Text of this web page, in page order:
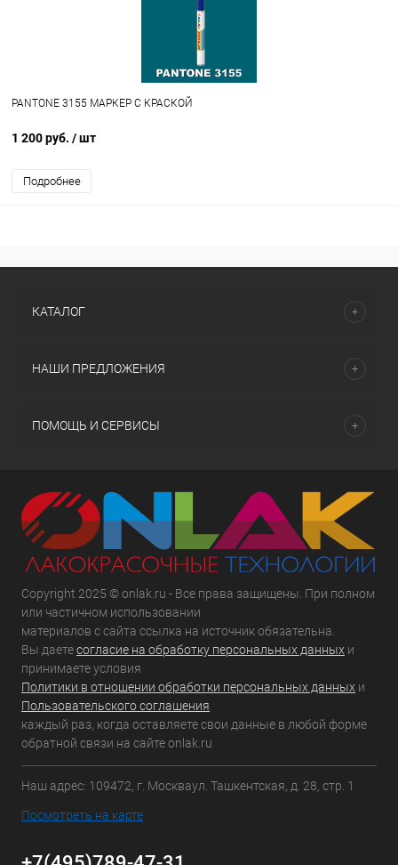
PANTONE 3155 МАРКЕР С КРАСКОЙ
1 200 руб. / шт
Подробнее
КАТАЛОГ
НАШИ ПРЕДЛОЖЕНИЯ
ПОМОЩЬ И СЕРВИСЫ
Copyright 2025 © onlak.ru - Все права защищены. При полном
или частичном использовании
материалов с сайта ссылка на источник обязательна.
Вы даетесогласие на обработку персональных данных и
принимаете условия
Политики в отношении обработки персональных данных и
Пользовательского соглашения
каждый раз, когда оставляете свои данные в любой форме
обратной связи на сайте onlak.ru
Наш адрес: 109472, г. Москваул. Ташкентская, д. 28, стр. 1
Посмотреть на карте